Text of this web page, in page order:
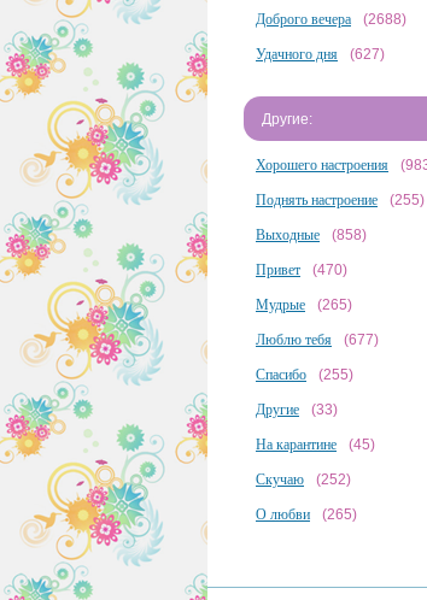
Доброго вечера (2688)
Удачного дня (627)
Другие:
Хорошего настроения
Поднять настроение (255)
Выходные (858)
Привет (470)
Мудрые (265)
Люблю тебя (677)
Спасибо (255)
Другие (33)
На карантине (45)
Скучаю (252)
О любви (265)